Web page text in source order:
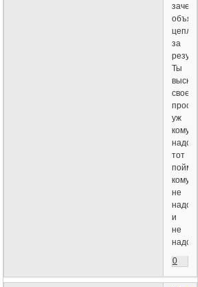
зачем
за
Ты
свое
уж
кому
надо-
тот
кому
не
и
не
надо.)
0